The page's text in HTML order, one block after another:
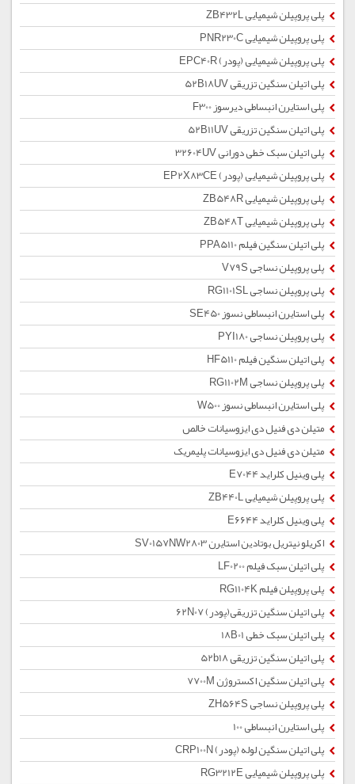
پلی پروپیلن شیمیایی ZB432L
پلی پروپیلن شیمیایی PNR230C
پلی پروپیلن شیمیایی (پودر) EPC40R
پلی اتیلن سنگین تزریقی 52B18UV
پلی استایرن انبساطی دیرسوز F300
پلی اتیلن سنگین تزریقی 52B11UV
پلی اتیلن سبک خطی دورانی 32604UV
پلی پروپیلن شیمیایی (پودر) EP2X83CE
پلی پروپیلن شیمیایی ZB548R
پلی پروپیلن شیمیایی ZB548T
پلی اتیلن سنگین فیلم PPA5110
پلی پروپیلن نساجی V79S
پلی پروپیلن نساجی RG1101SL
پلی استایرن انبساطی نسوز SE450
پلی پروپیلن نساجی PYI180
پلی اتیلن سنگین فیلم HF5110
پلی پروپیلن نساجی RG1102M
پلی استایرن انبساطی نسوز W500
متیلن دی فنیل دی ایزوسیانات خالص
متیلن دی فنیل دی ایزوسیانات پلیمریک
پلی وینیل کلراید E7044
پلی پروپیلن شیمیایی ZB440L
پلی وینیل کلراید E6644
اکریلو نیتریل بوتادین استایرن SV0157NW2803
پلی اتیلن سبک فیلم LF0200
پلی پروپیلن فیلم RG1104K
پلی اتیلن سنگین تزریقی(پودر) 62N07
پلی اتیلن سبک خطی 18B01
پلی اتیلن سنگین تزریقی 52b18
پلی اتیلن سنگین اکستروژن 7700M
پلی پروپیلن نساجی ZH564S
پلی استایرن انبساطی 100
پلی اتیلن سنگین لوله (پودر) CRP100N
پلی پروپیلن شیمیایی RG3212E